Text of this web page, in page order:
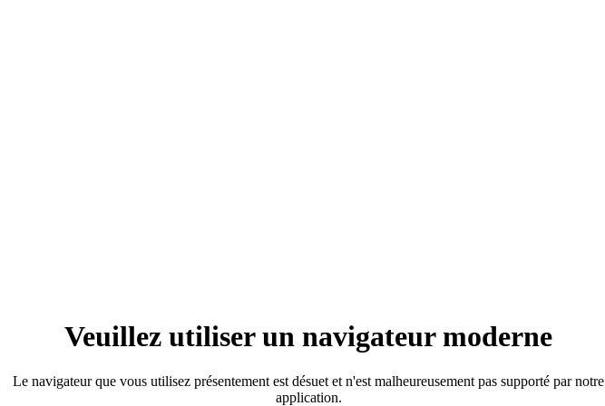
Veuillez utiliser un navigateur moderne
Le navigateur que vous utilisez présentement est désuet et n'est malheureusement pas supporté par notre
application.